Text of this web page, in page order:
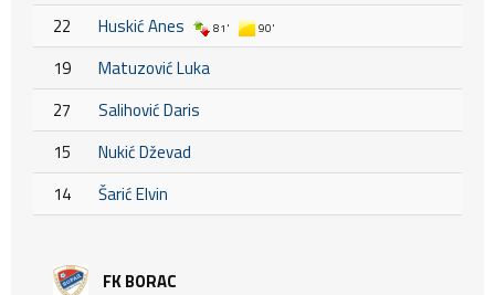
22
Huskić Anes 81' 90'
19
Matuzović Luka
27
Salihović Daris
15
Nukić Dževad
14
Šarić Elvin
FK BORAC